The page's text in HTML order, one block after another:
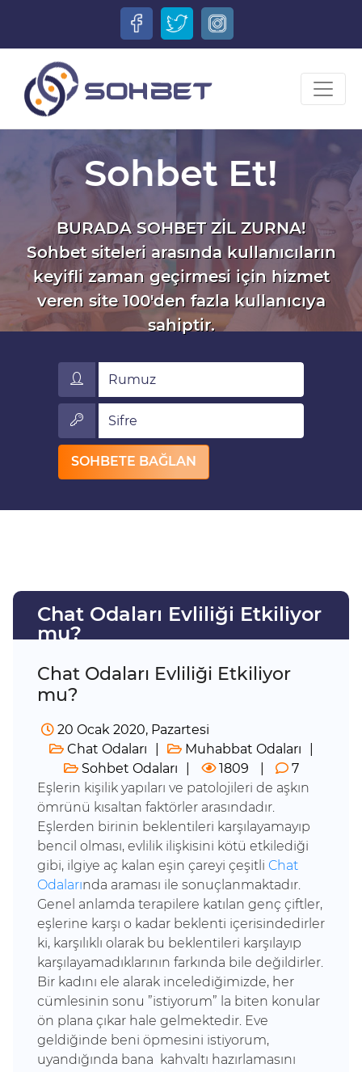
Sohbet Et!
BURADA SOHBET ZİL ZURNA!
Sohbet siteleri arasında kullanıcıların
keyifli zaman geçirmesi için hizmet
veren site 100'den fazla kullanıcıya
sahiptir.
Rumuz
Sifre
SOHBETE BAĞLAN
Chat Odaları Evliliği Etkiliyor
mu?
Chat Odaları Evliliği Etkiliyor
mu?
20 Ocak 2020, Pazartesi
Chat Odaları
Muhabbat Odaları
Sohbet Odaları
1809
7
Eşlerin kişilik yapıları ve patolojileri de aşkın
ömrünü kısaltan faktörler arasındadır.
Eşlerden birinin beklentileri karşılayamayıp
bencil olması, evlilik ilişkisini kötü etkilediği
gibi, ilgiye aç kalan eşin çareyi çeşitli Chat
Odalarında araması ile sonuçlanmaktadır.
Genel anlamda terapilere katılan genç çiftler,
eşlerine karşı o kadar beklenti içerisindedirler
ki, karşılıklı olarak bu beklentileri karşılayıp
karşılayamadıklarının farkında bile değildirler.
Bir kadını ele alarak incelediğimizde, her
cümlesinin sonu ”istiyorum” la biten konular
ön plana çıkar hale gelmektedir. Eve
geldiğinde beni öpmesini istiyorum,
uyandığında bana kahvaltı hazırlamasını